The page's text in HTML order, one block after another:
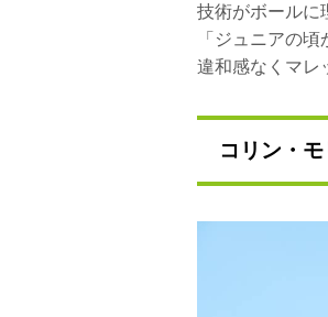
技術がボールに
「ジュニアの
違和感なくマレ
コリン・